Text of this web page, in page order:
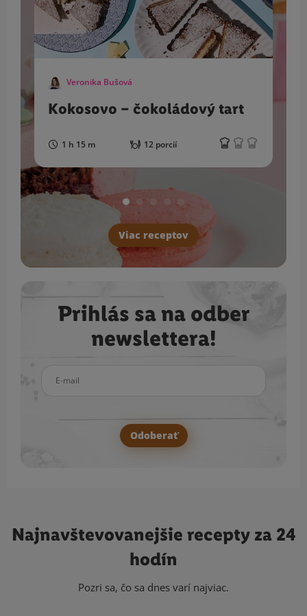
Veronika Bušová
Kokosovo – čokoládový tart
1 h 15 m 12 porcií
Viac receptov
Prihlás sa na odber
newslettera!
Odoberať
Najnavštevovanejšie recepty za 24
hodín
Pozri sa, čo sa dnes varí najviac.